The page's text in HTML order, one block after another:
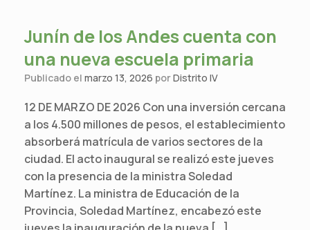
Junín de los Andes cuenta con
una nueva escuela primaria
Publicado el marzo 13, 2026 porDistrito IV
12 DE MARZO DE 2026 Con una inversión cercana
a los 4.500 millones de pesos, el establecimiento
absorberá matrícula de varios sectores de la
ciudad. El acto inaugural se realizó este jueves
con la presencia de la ministra Soledad
Martínez. La ministra de Educación de la
Provincia, Soledad Martínez, encabezó este